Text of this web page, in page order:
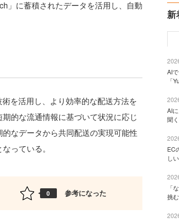
」に蓄積されたデータを活用し、自動
を活用し、より効率的な配送方法を
的な流通情報に基づいて状況に応じ
なデータから共同配送の実現可能性
っている。
0 参考になった
新
AI
「
AI
聞
EC
し
「
挑